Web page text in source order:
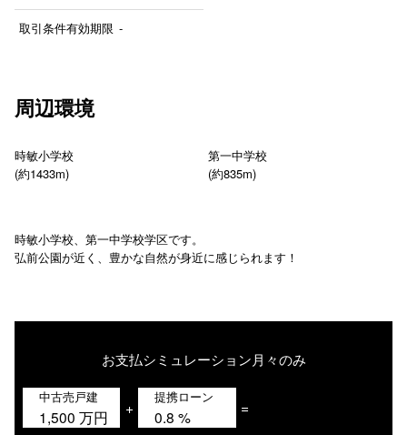
取引条件有効期限 -
周辺環境
時敏小学校
(約1433m)
第一中学校
(約835m)
時敏小学校、第一中学校学区です。
弘前公園が近く、豊かな自然が身近に感じられます！
お支払シミュレーション月々のみ
中古売戸建
1,500 万円 +
提携ローン
0.8 % =